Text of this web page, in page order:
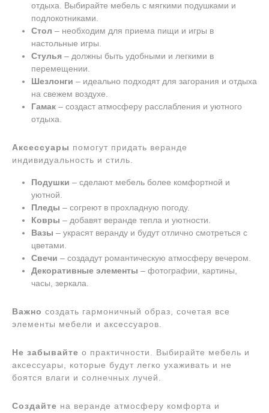
отдыха. Выбирайте мебель с мягкими подушками и
подлокотниками.
Стол – необходим для приема пищи и игры в
настольные игры.
Стулья – должны быть удобными и легкими в
перемещении.
Шезлонги – идеально подходят для загорания и отдыха
на свежем воздухе.
Гамак – создаст атмосферу расслабления и уютного
отдыха.
Аксессуары помогут придать веранде
индивидуальность и стиль.
Подушки – сделают мебель более комфортной и
уютной.
Пледы – согреют в прохладную погоду.
Ковры – добавят веранде тепла и уютности.
Вазы – украсят веранду и будут отлично смотреться с
цветами.
Свечи – создадут романтическую атмосферу вечером.
Декоративные элементы – фотографии, картины,
часы, зеркала.
Важно создать гармоничный образ, сочетая все
элементы мебели и аксессуаров.
Не забывайте о практичности. Выбирайте мебель и
аксессуары, которые будут легко ухаживать и не
боятся влаги и солнечных лучей.
Создайте на веранде атмосферу комфорта и